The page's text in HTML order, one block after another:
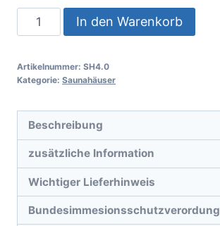
In den Warenkorb
Artikelnummer: SH4.0
Kategorie: Saunahäuser
Beschreibung
zusätzliche Information
Wichtiger Lieferhinweis
Bundesimmesionsschutzverordung